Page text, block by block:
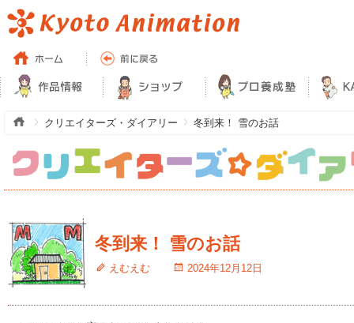
クリエイターズ・ダイアリー 冬到来！ 雪のお話
冬到来！ 雪のお話
えむえむ 2024年12月12日